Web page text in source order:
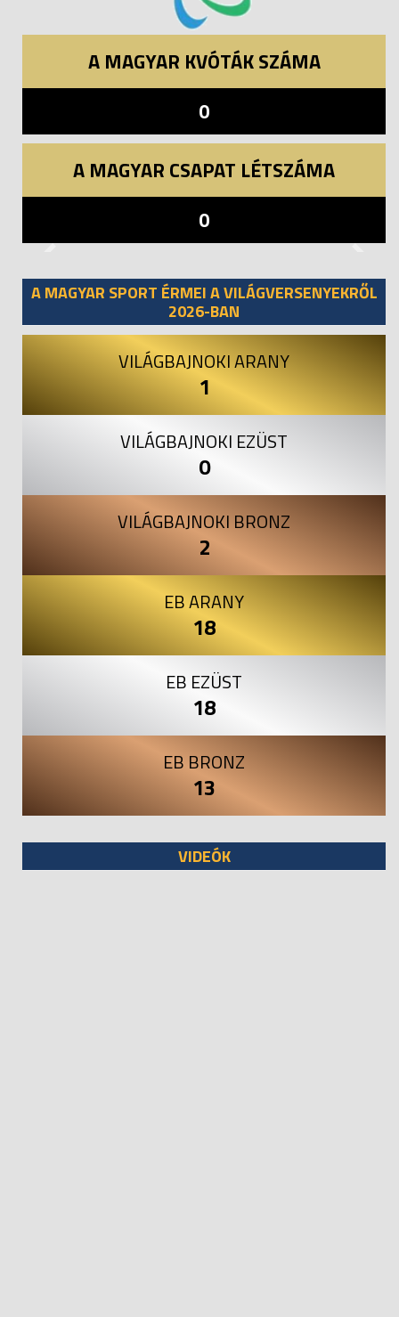
A MAGYAR KVÓTÁK SZÁMA
0
A MAGYAR CSAPAT LÉTSZÁMA
0
A MAGYAR SPORT ÉRMEI A VILÁGVERSENYEKRŐL
2026-BAN
VILÁGBAJNOKI ARANY
1
VILÁGBAJNOKI EZÜST
0
VILÁGBAJNOKI BRONZ
2
EB ARANY
18
EB EZÜST
18
EB BRONZ
13
VIDEÓK